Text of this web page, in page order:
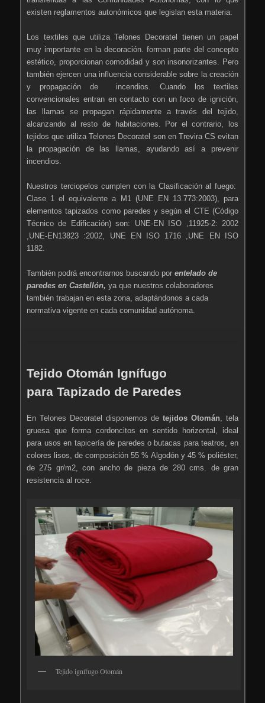
existen reglamentos autonómicos que legislan esta materia.
Los textiles que utiliza Telones Decoratel tienen un papel
muy importante en la decoración. forman parte del concepto
estético, proporcionan comodidad y son insonorizantes. Pero
también ejercen una influencia considerable sobre la creación
y propagación de incendios. Cuando los textiles
convencionales entran en contacto con un foco de ignición,
las llamas se propagan rápidamente a través del tejido,
alcanzando al resto de habitaciones. Por el contrario, los
tejidos que utiliza Telones Decoratel son en Trevira CS evitan
la propagación de las llamas, ayudando así a prevenir
incendios.
Nuestros terciopelos cumplen con la Clasificación al fuego:
Clase 1 el equivalente a M1 (UNE EN 13.773:2003), para
elementos tapizados como paredes y según el CTE (Código
Técnico de Edificación) son: UNE-EN ISO ,11925-2: 2002
,UNE-EN13823 :2002, UNE EN ISO 1716 ,UNE EN ISO
1182.
También podrá encontrarnos buscando porentelado de
paredes en Castellón, ya que nuestros colaboradores
también trabajan en esta zona, adaptándonos a cada
normativa vigente en cada comunidad autónoma.
Tejido Otomán Ignífugo
para Tapizado de Paredes
En Telones Decoratel disponemos de tejidos Otomán , tela
gruesa que forma cordoncitos en sentido horizontal, ideal
para usos en tapicería de paredes o butacas para teatros, en
colores lisos, de composición 55 % Algodón y 45 % poliéster,
de 275 gr/m2, con ancho de pieza de 280 cms. de gran
resistencia al roce.
Tejido ignífugo Otomán